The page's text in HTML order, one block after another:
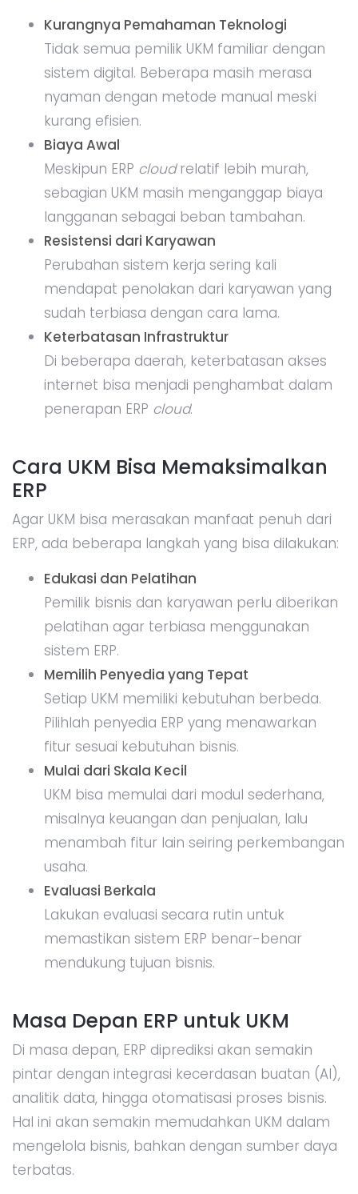
Kurangnya Pemahaman Teknologi
Tidak semua pemilik UKM familiar dengan
sistem digital. Beberapa masih merasa
nyaman dengan metode manual meski
kurang efisien.
Biaya Awal
Meskipun ERP cloudrelatif lebih murah,
sebagian UKM masih menganggap biaya
langganan sebagai beban tambahan.
Resistensi dari Karyawan
Perubahan sistem kerja sering kali
mendapat penolakan dari karyawan yang
sudah terbiasa dengan cara lama.
Keterbatasan Infrastruktur
Di beberapa daerah, keterbatasan akses
internet bisa menjadi penghambat dalam
penerapan ERP cloud.
Cara UKM Bisa Memaksimalkan
ERP
Agar UKM bisa merasakan manfaat penuh dari
ERP, ada beberapa langkah yang bisa dilakukan:
Edukasi dan Pelatihan
Pemilik bisnis dan karyawan perlu diberikan
pelatihan agar terbiasa menggunakan
sistem ERP.
Memilih Penyedia yang Tepat
Setiap UKM memiliki kebutuhan berbeda.
Pilihlah penyedia ERP yang menawarkan
fitur sesuai kebutuhan bisnis.
Mulai dari Skala Kecil
UKM bisa memulai dari modul sederhana,
misalnya keuangan dan penjualan, lalu
menambah fitur lain seiring perkembangan
usaha.
Evaluasi Berkala
Lakukan evaluasi secara rutin untuk
memastikan sistem ERP benar-benar
mendukung tujuan bisnis.
Masa Depan ERP untuk UKM
Di masa depan, ERP diprediksi akan semakin
pintar dengan integrasi kecerdasan buatan (AI),
analitik data, hingga otomatisasi proses bisnis.
Hal ini akan semakin memudahkan UKM dalam
mengelola bisnis, bahkan dengan sumber daya
terbatas.